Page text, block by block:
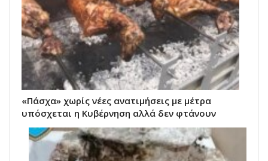
«Πάσχα» χωρίς νέες ανατιμήσεις με μέτρα
υπόσχεται η Κυβέρνηση αλλά δεν φτάνουν